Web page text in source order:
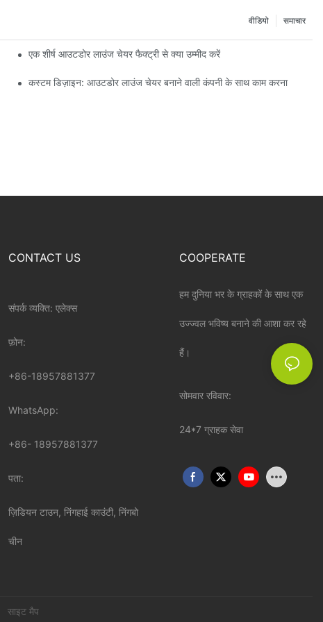
समाचार
वीडियो
एक शीर्ष आउटडोर लाउंज चेयर फैक्ट्री से क्या उम्मीद करें
कस्टम डिज़ाइन: आउटडोर लाउंज चेयर बनाने वाली कंपनी के साथ काम करना
CONTACT US
संपर्क व्यक्ति: एलेक्स
फ़ोन:
+86-18957881377
WhatsApp:
+86- 18957881377
पता:
ज़िडियन टाउन, निंगहाई काउंटी, निंगबो
चीन
COOPERATE
हम दुनिया भर के ग्राहकों के साथ एक
उज्ज्वल भविष्य बनाने की आशा कर रहे
हैं।
सोमवार रविवार:
24*7 ग्राहक सेवा
साइट मैप